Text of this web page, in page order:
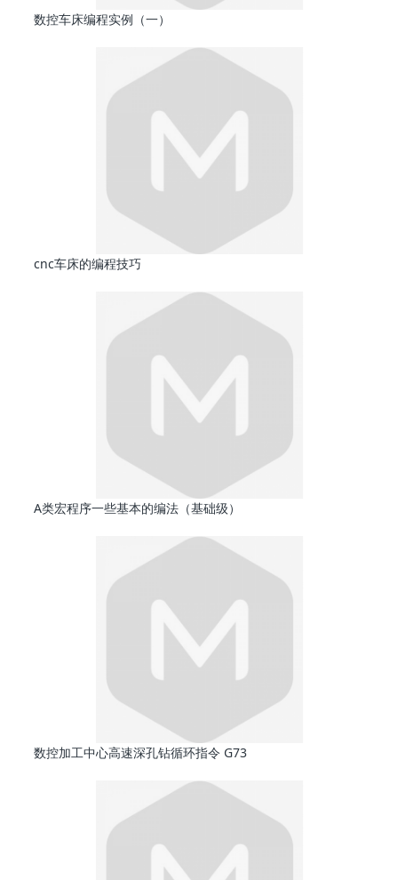
数控车床编程实例（一）
cnc车床的编程技巧
A类宏程序一些基本的编法（基础级）
数控加工中心高速深孔钻循环指令 G73